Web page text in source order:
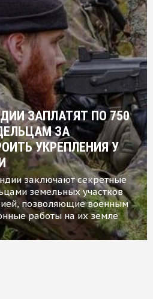
ЗАПЛАТЯТ ПО 750
ЗА
УКРЕПЛЕНИЯ У
заключают секретные
земельных участков
позволяющие военным
работы на их земле